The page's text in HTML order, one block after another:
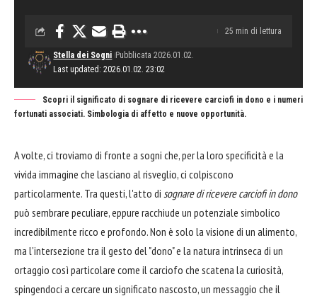
Last updated: 2026.01.02. 23:02
Stella dei Sogni Pubblicata 2026.01.02.
25 min di lettura
Scopri il significato di sognare di ricevere carciofi in dono e i numeri
fortunati associati. Simbologia di affetto e nuove opportunità.
A volte, ci troviamo di fronte a sogni che, per la loro specificità e la
vivida immagine che lasciano al risveglio, ci colpiscono
particolarmente. Tra questi, l'atto di sognare di ricevere carciofi in dono
può sembrare peculiare, eppure racchiude un potenziale simbolico
incredibilmente ricco e profondo. Non è solo la visione di un alimento,
ma l'intersezione tra il gesto del "dono" e la natura intrinseca di un
ortaggio così particolare come il carciofo che scatena la curiosità,
spingendoci a cercare un significato nascosto, un messaggio che il